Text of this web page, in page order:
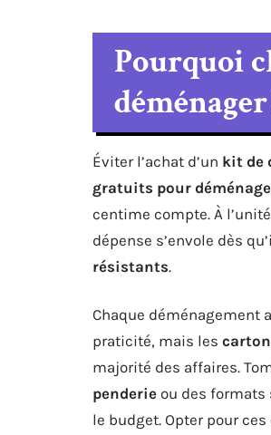
Pourquoi
déménager
Éviter l’achat d’un kit de
gratuits pour
centime compte. À
dépense s’envole dès
résistants.
Chaque déménagement
praticité, mais les
majorité des affaires.
penderie ou des formats
le budget. Opter pour